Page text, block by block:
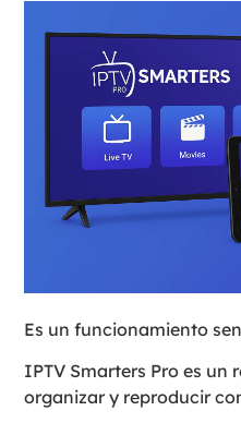
Es un funcionamiento
IPTV Smarters Pro es
organizar y reproducir